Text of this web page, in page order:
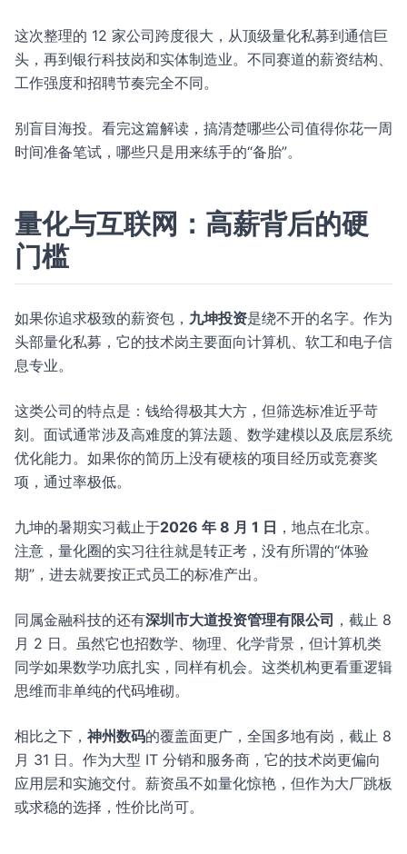
这次整理的 12 家公司跨度很大，从顶级量化私募到通信巨
头，再到银行科技岗和实体制造业。不同赛道的薪资结构、
工作强度和招聘节奏完全不同。
别盲目海投。看完这篇解读，搞清楚哪些公司值得你花一周
时间准备笔试，哪些只是用来练手的“备胎”。
量化与互联网：高薪背后的硬
门槛
如果你追求极致的薪资包， 九坤投资是绕不开的名字。作为
头部量化私募，它的技术岗主要面向计算机、软工和电子信
息专业。
这类公司的特点是：钱给得极其大方，但筛选标准近乎苛
刻。面试通常涉及高难度的算法题、数学建模以及底层系统
优化能力。如果你的简历上没有硬核的项目经历或竞赛奖
项，通过率极低。
九坤的暑期实习截止于2026 年 8 月 1 日 ，地点在北京。
注意，量化圈的实习往往就是转正考，没有所谓的“体验
期”，进去就要按正式员工的标准产出。
同属金融科技的还有深圳市大道投资管理有限公司 ，截止 8
月 2 日。虽然它也招数学、物理、化学背景，但计算机类
同学如果数学功底扎实，同样有机会。这类机构更看重逻辑
思维而非单纯的代码堆砌。
相比之下， 神州数码的覆盖面更广，全国多地有岗，截止 8
月 31 日。作为大型 IT 分销和服务商，它的技术岗更偏向
应用层和实施交付。薪资虽不如量化惊艳，但作为大厂跳板
或求稳的选择，性价比尚可。